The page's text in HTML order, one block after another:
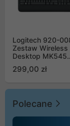
Logitech 920-
Zestaw Wireless
Desktop MK545
299,00 zł
Polecane